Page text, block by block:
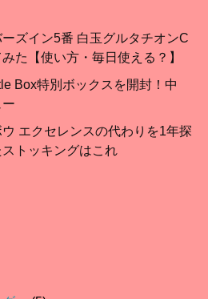
ーズイン5番 白玉グルタチオンC
た【使い方・毎日使える？】
Box特別ボックスを開封！中
ウ エクセレンスの代わりを1年探
トッキングはこれ